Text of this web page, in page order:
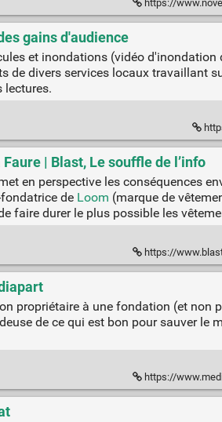
https://www.novethic.fr/actualite/
gains d'audience
et inondations (vidéo
de divers services locaux travaillant
lectures.
| Blast, Le souffle de l’info
en perspective les conséquences
de Loom (marque de
faire durer le plus possible les
https://www.blast-info.fr/
propriétaire à une fondation (et non
de ce qui est bon pour sauver le
https://